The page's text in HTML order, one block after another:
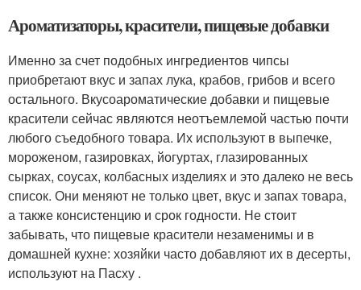
Ароматизаторы, красители, пищевые добавки
Именно за счет подобных ингредиентов чипсы
приобретают вкус и запах лука, крабов, грибов и всего
остального. Вкусоароматические добавки и пищевые
красители сейчас являются неотъемлемой частью почти
любого съедобного товара. Их используют в выпечке,
мороженом, газировках, йогуртах, глазированных
сырках, соусах, колбасных изделиях и это далеко не весь
список. Они меняют не только цвет, вкус и запах товара,
а также консистенцию и срок годности. Не стоит
забывать, что пищевые красители незаменимы и в
домашней кухне: хозяйки часто добавляют их в десерты,
используют на Пасху .